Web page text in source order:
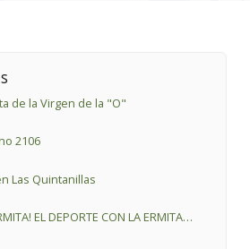
de la Virgen de la "O"
2106
Las Quintanillas
EL DEPORTE CON LA ERMITA